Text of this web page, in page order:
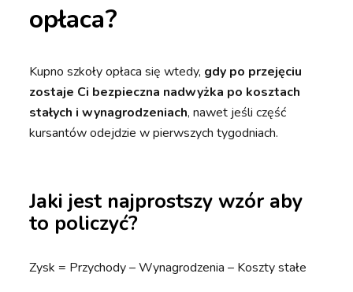
opłaca?
Kupno szkoły opłaca się wtedy, gdy po przejęciu
zostaje Ci bezpieczna nadwyżka po kosztach
stałych i wynagrodzeniach, nawet jeśli część
kursantów odejdzie w pierwszych tygodniach.
Jaki jest najprostszy wzór aby
to policzyć?
Zysk = Przychody – Wynagrodzenia – Koszty stałe